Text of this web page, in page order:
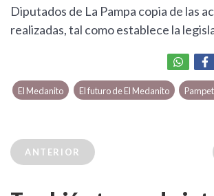
Diputados de La Pampa copia de las
realizadas, tal como establece la
El Medanito El futuro de El Medanito
ANTERIOR